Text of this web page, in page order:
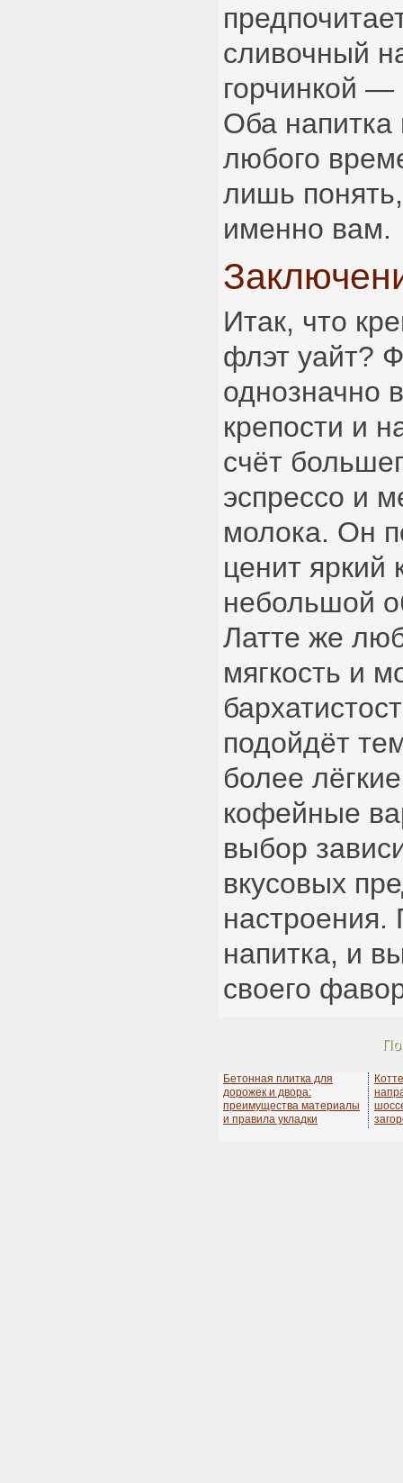
сливочный
горчинкой
Оба
любого
лишь
именно вам.
Итак, что
флэт уайт?
однозначно
крепости и
счёт
эспрессо и
молока. Он
ценит яркий
небольшой
Латте же
мягкость и
подойдёт
более
кофейные
выбор
вкусовых
настроения.
напитка, и
своего
Бетонная плитка для
дорожек и двора:
преимущества материалы
и правила укладки